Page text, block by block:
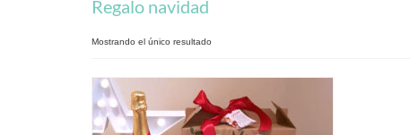
Regalo navidad
Mostrando el único resultado